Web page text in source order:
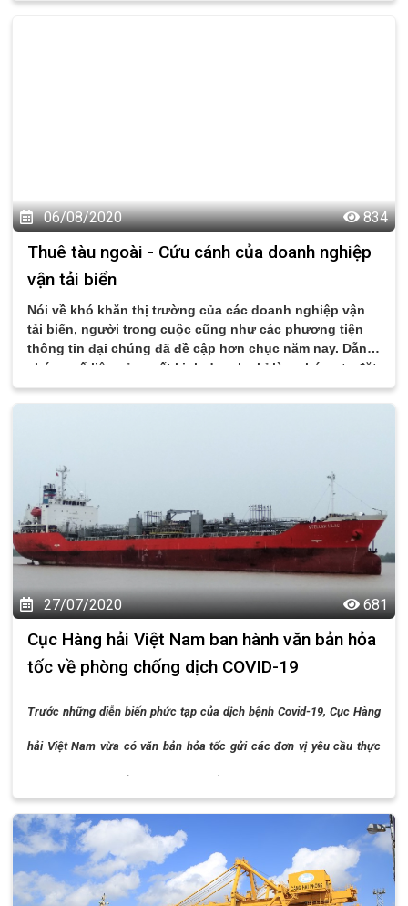
06/08/2020 834
Thuê tàu ngoài - Cứu cánh của doanh nghiệp
vận tải biển
Nói về khó khăn thị trường của các doanh nghiệp vận
tải biển, người trong cuộc cũng như các phương tiện
thông tin đại chúng đã đề cập hơn chục năm nay. Dẫn
chứng số liệu sản xuất kinh doanh chỉ làm chúng ta đặt
thêm câu hỏi “Tại sao đến giờ này các doanh nghiệp
vận tải biển Tổng công ty Hàng hải Việt Nam vẫn còn
27/07/2020 681
Cục Hàng hải Việt Nam ban hành văn bản hỏa
tốc về phòng chống dịch COVID-19
Trước những diễn biến phức tạp của dịch bệnh Covid-19, Cục Hàng
hải Việt Nam vừa có văn bản hỏa tốc gửi các đơn vị yêu cầu thực